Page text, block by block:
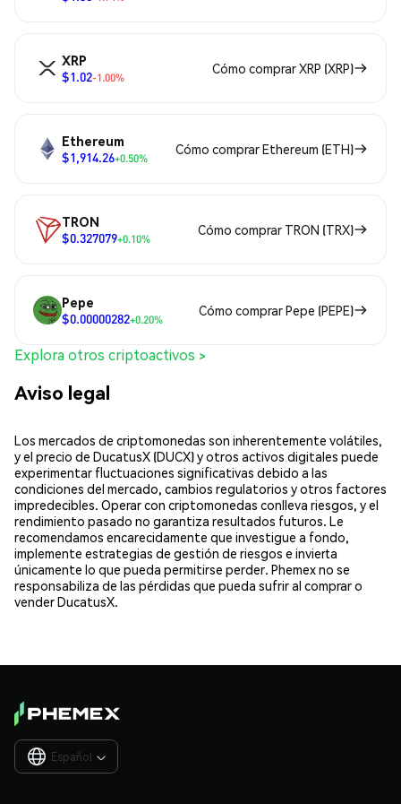
XRP
$1.02-1.00%
Cómo comprar XRP (XRP)
Ethereum
$1,914.26+0.50%
Cómo comprar Ethereum (ETH)
TRON
$0.327079+0.10%
Cómo comprar TRON (TRX)
Pepe
$0.00000282+0.20%
Cómo comprar Pepe (PEPE)
Explora otros criptoactivos >
Aviso legal
Los mercados de criptomonedas son inherentemente volátiles,
y el precio de DucatusX (DUCX) y otros activos digitales puede
experimentar fluctuaciones significativas debido a las
condiciones del mercado, cambios regulatorios y otros factores
impredecibles. Operar con criptomonedas conlleva riesgos, y el
rendimiento pasado no garantiza resultados futuros. Le
recomendamos encarecidamente que investigue a fondo,
implemente estrategias de gestión de riesgos e invierta
únicamente lo que pueda permitirse perder. Phemex no se
responsabiliza de las pérdidas que pueda sufrir al comprar o
vender DucatusX.
Español 